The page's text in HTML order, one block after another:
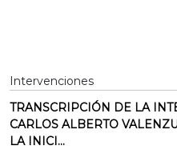
Intervenciones
TRANSCRIPCIÓN DE LA
CARLOS ALBERTO
LA INICI...